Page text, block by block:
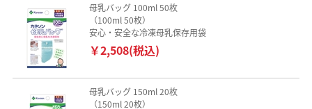
母乳バッグ 100ml 50枚
（100ml 50枚）
安心・安全な冷凍母乳保存用袋
￥2,508(税込)
母乳バッグ 150ml 20枚
（150ml 20枚）